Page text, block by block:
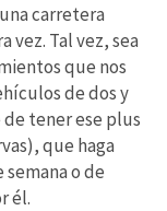
carretera
vez. Tal vez, sea
que nos
de dos y
tener ese plus
que haga
o de
él.